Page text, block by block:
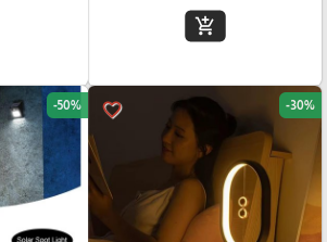
add_shopping_cart
favorite_border -30%
-50%